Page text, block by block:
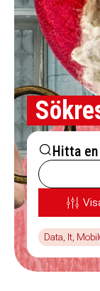
Hitta
Data, It, Mobil